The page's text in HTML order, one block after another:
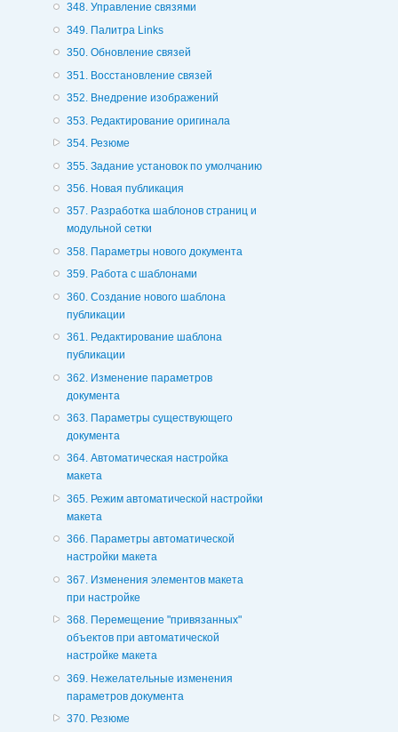
348. Управление связями
349. Палитра Links
350. Обновление связей
351. Восстановление связей
352. Внедрение изображений
353. Редактирование оригинала
354. Резюме
355. Задание установок по умолчанию
356. Новая публикация
357. Разработка шаблонов страниц и
модульной сетки
358. Параметры нового документа
359. Работа с шаблонами
360. Создание нового шаблона
публикации
361. Редактирование шаблона
публикации
362. Изменение параметров
документа
363. Параметры существующего
документа
364. Автоматическая настройка
макета
365. Режим автоматической настройки
макета
366. Параметры автоматической
настройки макета
367. Изменения элементов макета
при настройке
368. Перемещение "привязанных"
объектов при автоматической
настройке макета
369. Нежелательные изменения
параметров документа
370. Резюме